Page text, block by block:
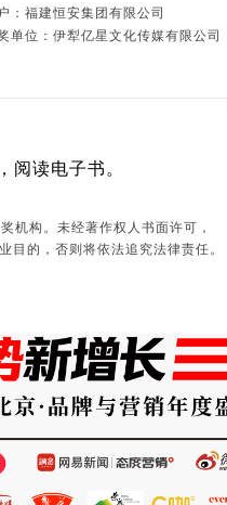
：福建恒安集团有限公司
单位：伊犁亿星文化传媒有限公司
读电子书。
机构。未经著作权人书面许可，
的，否则将依法追究法律责任。